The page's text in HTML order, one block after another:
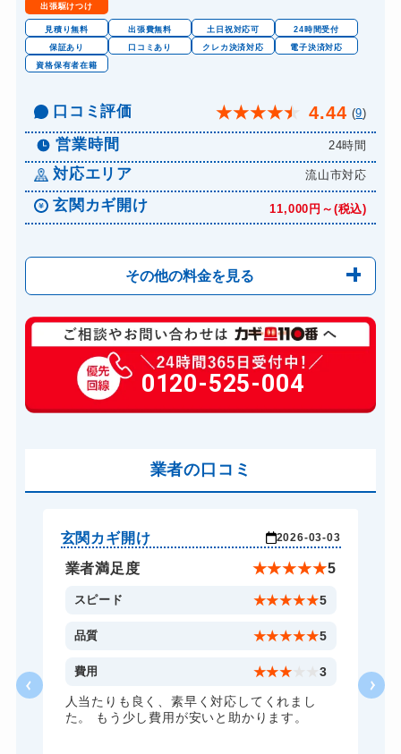
出張駆けつけ
見積り無料 出張費無料 土日祝対応可
24時間受付
保証あり
口コミあり クレカ決済対応
電子決済対応
資格保有者在籍
口コミ評価 ★★★★★ 4.44 (9)
営業時間 24時間
対応エリア 流山市対応
玄関カギ開け 11,000円～(税込)
その他の料金を見る
玄関カギ修理 6,600円～(税込)
玄関カギ交換 14,300円～(税込)
車カギ開け 13,200円～(税込)
スーツケースカギ開け
ロッカーカギ開け 8,800円～(税込)
ドアノブカギ開け 6,600円～(税込)
ドアノブカギ交換 11,000円～(税込)
0120-525-004
業者の口コミ
玄関カギ開け 2026-03-03
業者満足度 ★★★★★5
スピード ★★★★★5
品質 ★★★★★5
費用 ★★★ 3
人当たりも良く、素早く対応してくれまし
た。 もう少し費用が安いと助かります。